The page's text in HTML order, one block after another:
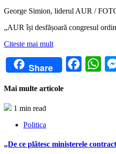
George Simion, liderul AUR /
„AUR își desfășoară congresul
Citeste mai mult
Share
Mai multe articole
1 min read
Politica
„De ce plătesc ministerele